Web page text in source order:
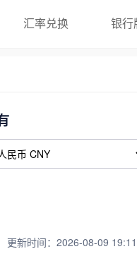
汇率兑换 银行
更新时间：2026-08-09